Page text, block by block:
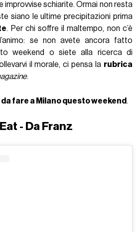
improvvise schiarite. Ormai non resta
siano le ultime precipitazioni prima
. Per chi soffre il maltempo, non c’è
se non avete ancora fatto
weekend o siete alla ricerca di
il morale, ci pensa la rubrica
.
fare a Milano questo weekend .
- Da Franz